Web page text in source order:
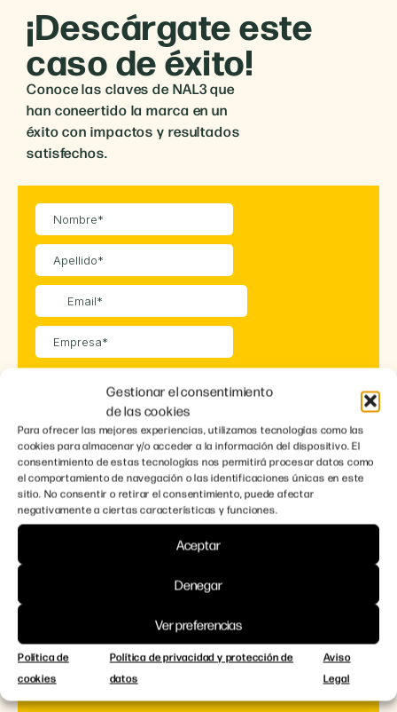
Gestionar el consentimiento
de las cookies
Para ofrecer las mejores experiencias, utilizamos tecnologías como las
cookies para almacenar y/o acceder a la información del dispositivo. El
consentimiento de estas tecnologías nos permitirá procesar datos como
el comportamiento de navegación o las identificaciones únicas en este
sitio. No consentir o retirar el consentimiento, puede afectar
negativamente a ciertas características y funciones.
Aceptar
Denegar
Ver preferencias
Política de
cookies
Política de privacidad y protección de
datos
Aviso
Legal
¡Descárgate este
caso de éxito!
Conoce las claves de NAL3 que
han coneertido la marca en un
éxito con impactos y resultados
satisfechos.